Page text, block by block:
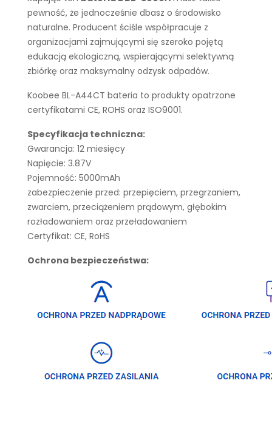
pewność, że jednocześnie dbasz o środowisko
naturalne. Producent ściśle współpracuje z
organizacjami zajmującymi się szeroko pojętą
edukacją ekologiczną, wspierającymi selektywną
zbiórkę oraz maksymalny odzysk odpadów.
Koobee BL-A44CT bateria to produkty opatrzone
certyfikatami CE, ROHS oraz ISO9001.
Specyfikacja techniczna:
Gwarancja: 12 miesięcy
Napięcie: 3.87V
Pojemność: 5000mAh
zabezpieczenie przed: przepięciem, przegrzaniem,
zwarciem, przeciążeniem prądowym, głębokim
rozładowaniem oraz przeładowaniem
Certyfikat: CE, RoHS
Ochrona bezpieczeństwa: